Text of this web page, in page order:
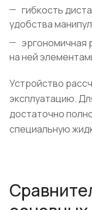
гибкость
удобства
эргономичная
на ней
Устройство
эксплуатацию.
достаточно
специальную